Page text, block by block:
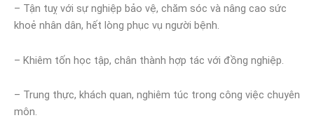
– Tận tuỵ với sự nghiệp bảo vệ, chăm sóc và nâng cao sức
khoẻ nhân dân, hết lòng phục vụ người bệnh.
– Khiêm tốn học tập, chân thành hợp tác với đồng nghiệp.
– Trung thực, khách quan, nghiêm túc trong công việc chuyên
môn.